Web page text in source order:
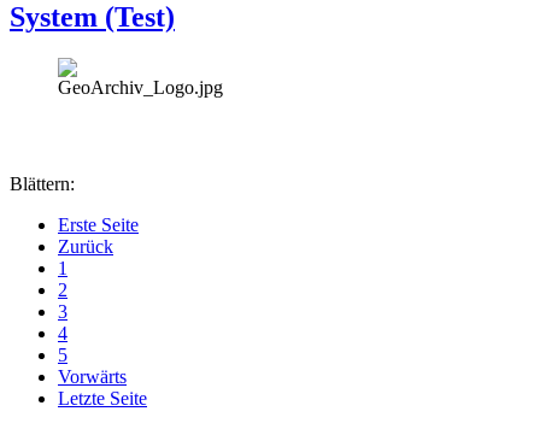
System (Test)
Blättern:
Erste Seite
Zurück
1
2
3
4
5
Vorwärts
Letzte Seite